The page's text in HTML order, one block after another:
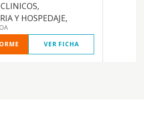
Y HOSPEDAJE,
VER FICHA